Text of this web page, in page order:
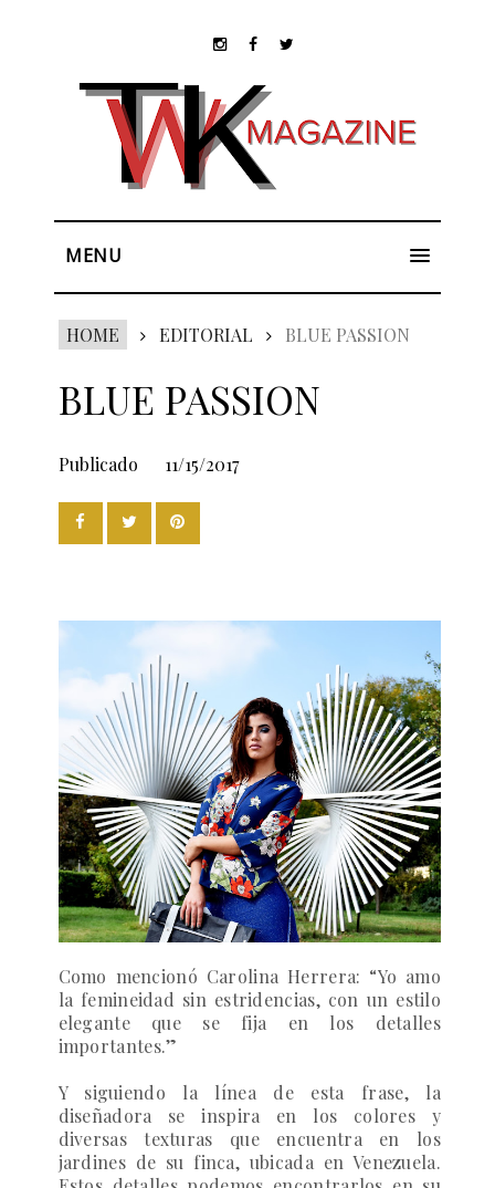
MENU
HOME EDITORIAL BLUE PASSION
BLUE PASSION
Publicado 11/15/2017
Como mencionó Carolina Herrera: “Yo amo
la femineidad sin estridencias, con un estilo
elegante que se fija en los detalles
importantes.”
Y siguiendo la línea de esta frase, la
diseñadora se inspira en los colores y
diversas texturas que encuentra en los
jardines de su finca, ubicada en Venezuela.